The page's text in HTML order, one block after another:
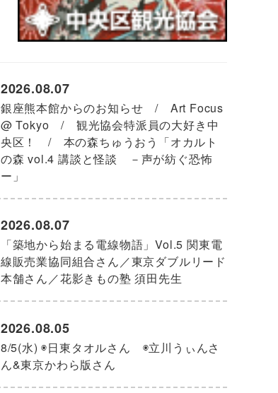
銀座熊本館からのお知らせ / Art Focus
@ Tokyo / 観光協会特派員の大好き中
央区！ / 本の森ちゅうおう「オカルト
の森 vol.4 講談と怪談 －声が紡ぐ恐怖
ー」
2026.08.07
「築地から始まる電線物語」Vol.5 関東電
線販売業協同組合さん／東京ダブルリード
本舗さん／花影きもの塾 須田先生
2026.08.07
8/5(水) ◉日東タオルさん ◉立川うぃんさ
ん&東京かわら版さん
2026.08.05